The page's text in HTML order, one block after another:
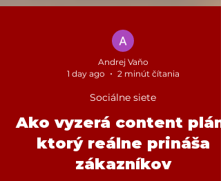
1 day ago
2 minút čítania
Sociálne siete
Ako vyzerá content plán,
ktorý reálne prináša